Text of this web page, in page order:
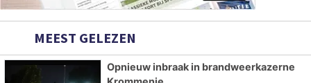
MEEST GELEZEN
Opnieuw inbraak in brandweerkazerne